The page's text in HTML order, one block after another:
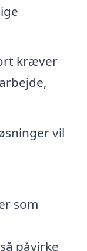
kræver
vil
som
påvirke